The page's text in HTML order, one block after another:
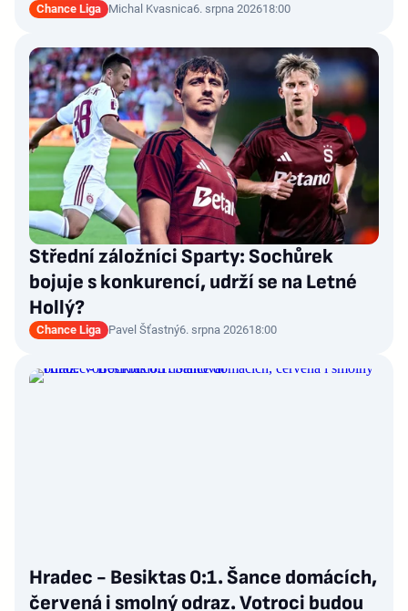
Chance Liga Michal Kvasnica6. srpna 202618:00
Střední záložníci Sparty: Sochůrek
bojuje s konkurencí, udrží se na Letné
Hollý?
Chance Liga Pavel Šťastný6. srpna 202618:00
Hradec - Besiktas 0:1. Šance domácích,
červená i smolný odraz. Votroci budou